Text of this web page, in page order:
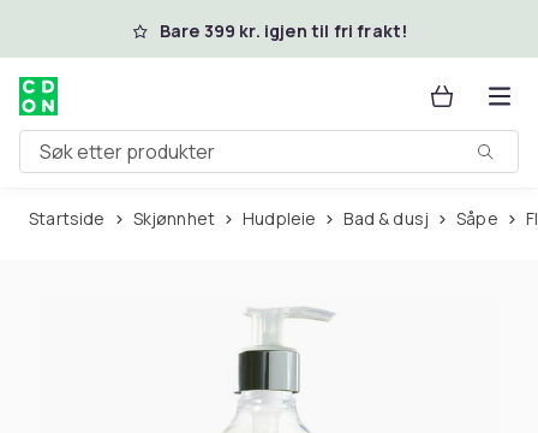
Hopp til hovedinnholdBare 399 kr. igjen til fri frakt!
Søk etter produkter
Startside Skjønnhet Hudpleie Bad & dusj Såpe